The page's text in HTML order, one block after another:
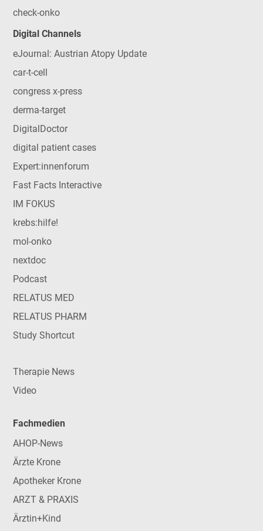
check-onko
Digital Channels
eJournal: Austrian Atopy Update
car-t-cell
congress x-press
derma-target
DigitalDoctor
digital patient cases
Expert:innenforum
Fast Facts Interactive
IM FOKUS
krebs:hilfe!
mol-onko
nextdoc
Podcast
RELATUS MED
RELATUS PHARM
Study Shortcut
Therapie News
Video
Fachmedien
AHOP-News
Ärzte Krone
Apotheker Krone
ARZT & PRAXIS
Ärztin+Kind